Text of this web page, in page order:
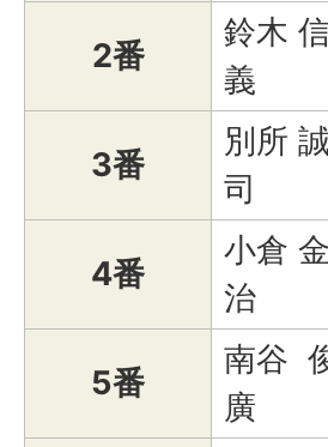
2番
鈴木 信
義
3番
別所 誠
司
4番
小倉 金
治
5番
南谷
廣